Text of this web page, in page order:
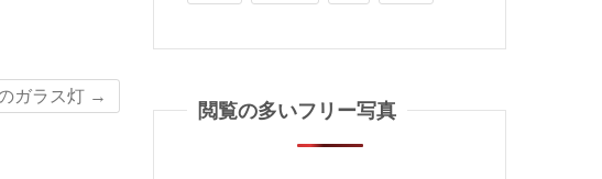
ガラス灯 →
閲覧の多いフリー写真